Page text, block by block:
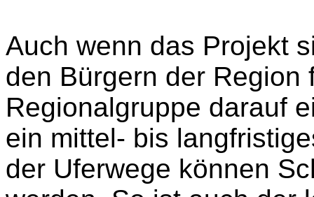
Auch wenn das Projekt
den Bürgern der
Regionalgruppe darauf
ein mittel- bis
der Uferwege können